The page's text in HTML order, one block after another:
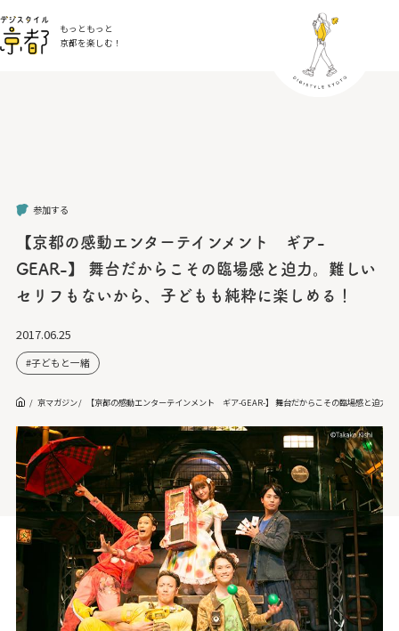
もっともっと
京都を楽しむ！
参加する
【京都の感動エンターテインメント ギア-
GEAR-】 舞台だからこその臨場感と迫力。難しい
セリフもないから、子どもも純粋に楽しめる！
2017.06.25
子どもと一緒
京マガジン 【京都の感動エンターテインメント ギア-GEAR-】 舞台だからこその臨場感と迫力